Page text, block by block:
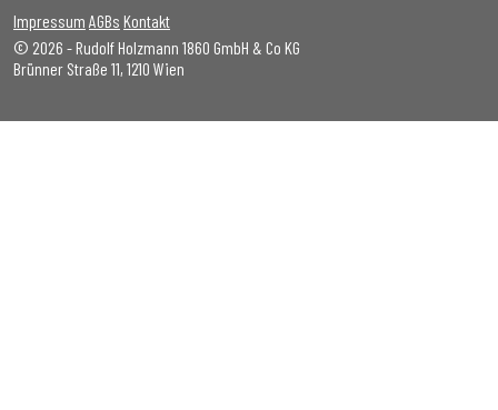
Impressum AGBs Kontakt
© 2026 - Rudolf Holzmann 1860 GmbH & Co KG
Brünner Straße 11, 1210 Wien